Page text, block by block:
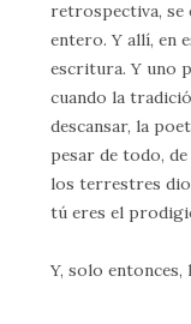
retrospectiva, se
entero. Y allí, en
escritura. Y uno
cuando la
descansar, la
pesar de todo,
los terrestres
tú eres el
Y, solo entonces,